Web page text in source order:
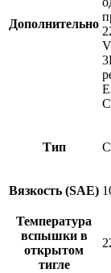
Дополнительно
Тип
Вязкость (SAE)
Температура
вспышки в
открытом
тигле